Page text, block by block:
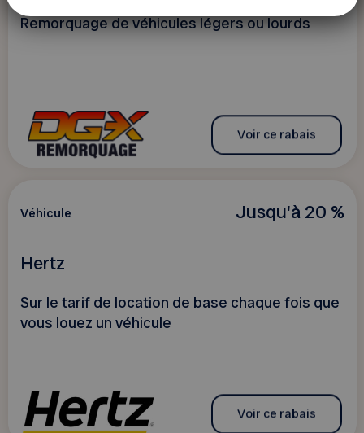
Remorquage de véhicules légers ou lourds
Voir ce rabais
Jusqu'à 20 %
Véhicule
Hertz
Sur le tarif de location de base chaque fois que
vous louez un véhicule
Voir ce rabais